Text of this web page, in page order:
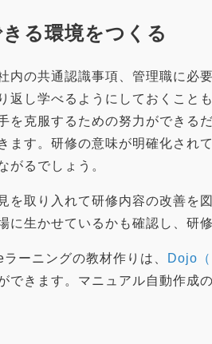
る環境をつくる
内の共通認識事項、管理職に必
返し学べるようにしておくこと
を克服するための努力ができる
ます。研修の意味が明確化され
がるでしょう。
を取り入れて研修内容の改善を
に生かせているかも確認し、研
ーニングの教材作りは、 Dojo（
できます。マニュアル自動作成